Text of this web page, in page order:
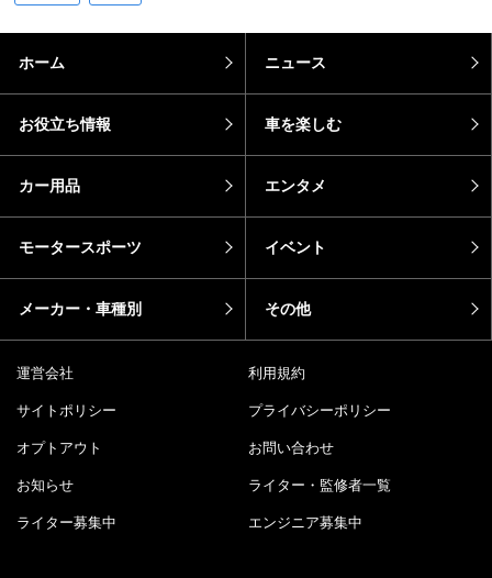
ホーム ニュース
お役立ち情報 車を楽しむ
カー用品 エンタメ
モータースポーツ イベント
メーカー・車種別 その他
運営会社 利用規約
サイトポリシー プライバシーポリシー
オプトアウト お問い合わせ
お知らせ ライター・監修者一覧
ライター募集中 エンジニア募集中